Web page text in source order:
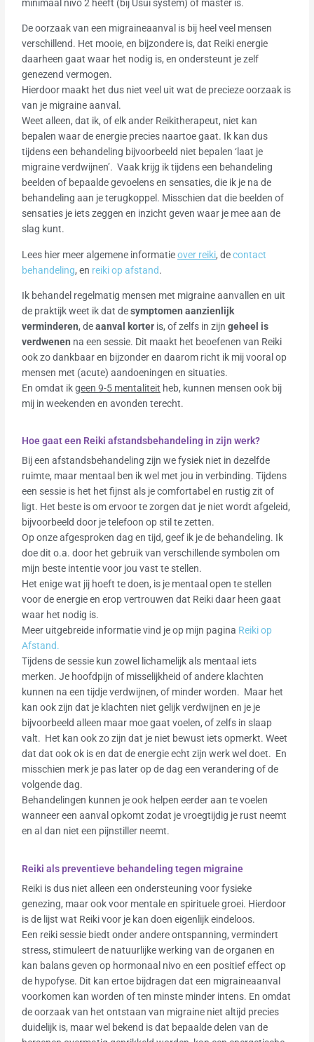
minimaal nivo 2 heeft (bij Usui system) of master is.
De oorzaak van een migraineaanval is bij heel veel mensen
verschillend. Het mooie, en bijzondere is, dat Reiki energie
daarheen gaat waar het nodig is, en ondersteunt je zelf
genezend vermogen.
Hierdoor maakt het dus niet veel uit wat de precieze oorzaak is
van je migraine aanval.
Weet alleen, dat ik, of elk ander Reikitherapeut, niet kan
bepalen waar de energie precies naartoe gaat. Ik kan dus
tijdens een behandeling bijvoorbeeld niet bepalen ‘laat je
migraine verdwijnen’. Vaak krijg ik tijdens een behandeling
beelden of bepaalde gevoelens en sensaties, die ik je na de
behandeling aan je terugkoppel. Misschien dat die beelden of
sensaties je iets zeggen en inzicht geven waar je mee aan de
slag kunt.
Lees hier meer algemene informatieover reiki, decontact
behandeling, en reiki op afstand.
Ik behandel regelmatig mensen met migraine aanvallen en uit
de praktijk weet ik dat desymptomen aanzienlijk
verminderen, deaanval korter is, of zelfs in zijn geheel is
verdwenen na een sessie. Dit maakt het beoefenen van Reiki
ook zo dankbaar en bijzonder en daarom richt ik mij vooral op
mensen met (acute) aandoeningen en situaties.
En omdat ikgeen 9-5 mentaliteit heb, kunnen mensen ook bij
mij in weekenden en avonden terecht.
Hoe gaat een Reiki afstandsbehandeling in zijn werk?
Bij een afstandsbehandeling zijn we fysiek niet in dezelfde
ruimte, maar mentaal ben ik wel met jou in verbinding. Tijdens
een sessie is het het fijnst als je comfortabel en rustig zit of
ligt. Het beste is om ervoor te zorgen dat je niet wordt afgeleid,
bijvoorbeeld door je telefoon op stil te zetten.
Op onze afgesproken dag en tijd, geef ik je de behandeling. Ik
doe dit o.a. door het gebruik van verschillende symbolen om
mijn beste intentie voor jou vast te stellen.
Het enige wat jij hoeft te doen, is je mentaal open te stellen
voor de energie en erop vertrouwen dat Reiki daar heen gaat
waar het nodig is.
Meer uitgebreide informatie vind je op mijn pagina Reiki op
Afstand.
Tijdens de sessie kun zowel lichamelijk als mentaal iets
merken. Je hoofdpijn of misselijkheid of andere klachten
kunnen na een tijdje verdwijnen, of minder worden. Maar het
kan ook zijn dat je klachten niet gelijk verdwijnen en je je
bijvoorbeeld alleen maar moe gaat voelen, of zelfs in slaap
valt. Het kan ook zo zijn dat je niet bewust iets opmerkt. Weet
dat dat ook ok is en dat de energie echt zijn werk wel doet. En
misschien merk je pas later op de dag een verandering of de
volgende dag.
Behandelingen kunnen je ook helpen eerder aan te voelen
wanneer een aanval opkomt zodat je vroegtijdig je rust neemt
en al dan niet een pijnstiller neemt.
Reiki als preventieve behandeling tegen migraine
Reiki is dus niet alleen een ondersteuning voor fysieke
genezing, maar ook voor mentale en spirituele groei. Hierdoor
is de lijst wat Reiki voor je kan doen eigenlijk eindeloos.
Een reiki sessie biedt onder andere ontspanning, vermindert
stress, stimuleert de natuurlijke werking van de organen en
kan balans geven op hormonaal nivo en een positief effect op
de hypofyse. Dit kan ertoe bijdragen dat een migraineaanval
voorkomen kan worden of ten minste minder intens. En omdat
de oorzaak van het ontstaan van migraine niet altijd precies
duidelijk is, maar wel bekend is dat bepaalde delen van de